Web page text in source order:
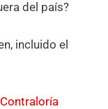
del país?
incluido el
Contraloría